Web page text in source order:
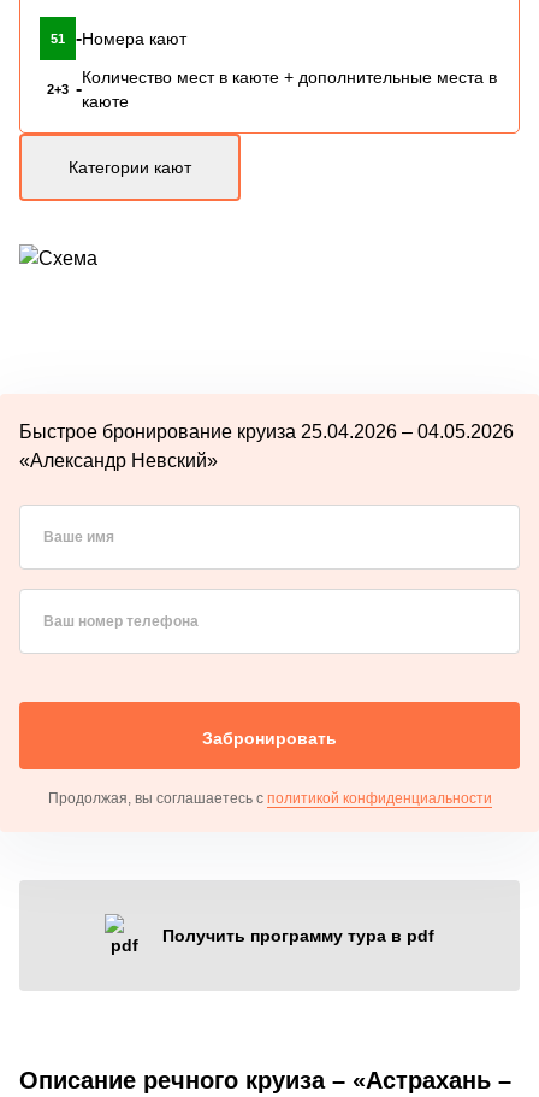
51 -Номера кают
2+3 -
Количество мест в каюте + дополнительные места в
каюте
Категории кают
Быстрое бронирование круиза 25.04.2026 – 04.05.2026
«Александр Невский»
Ваше имя
Ваш номер телефона
Забронировать
Продолжая, вы соглашаетесь с политикой конфиденциальности
Получить программу тура в pdf
Описание речного круиза – «Астрахань –